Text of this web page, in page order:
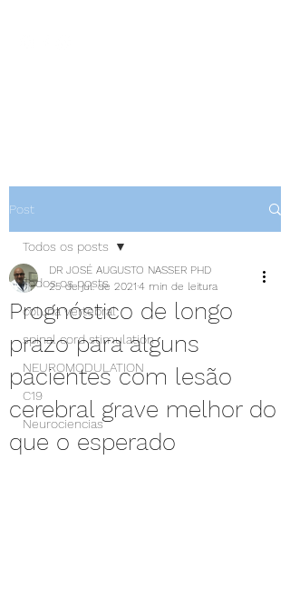
Post
Todos os posts
coluna vertebral
spinal cord stimulation
NEUROMODULATION
C19
Neurociencias
Todos os posts
Prognóstico de longo
prazo para alguns
pacientes com lesão
cerebral grave melhor do
que o esperado
DR JOSÉ AUGUSTO NASSER PHD
25 de jul. de 2021 4 min de leitura